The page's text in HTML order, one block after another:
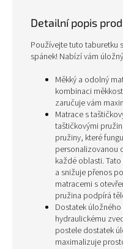
Detailní popis
Používejte tuto taburetku
spánek! Nabízí vám
Měkký a odolný
kombinaci
zaručuje vám
Matrace s
taštičkovými
pružiny, které
personalizovanou
každé oblasti.
a snižuje přenos
matracemi s
pružina podpírá
Dostatek
hydraulickému
postele dostatek
maximalizuje